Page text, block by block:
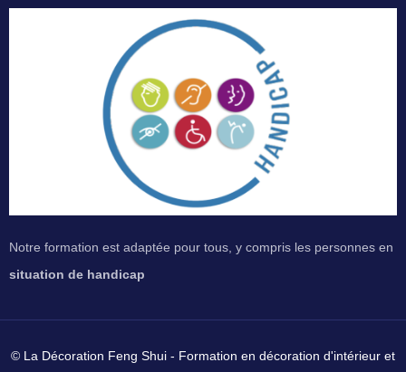
Notre formation est adaptée pour tous, y compris les personnes en
situation de handicap
© La Décoration Feng Shui - Formation en décoration d'intérieur et